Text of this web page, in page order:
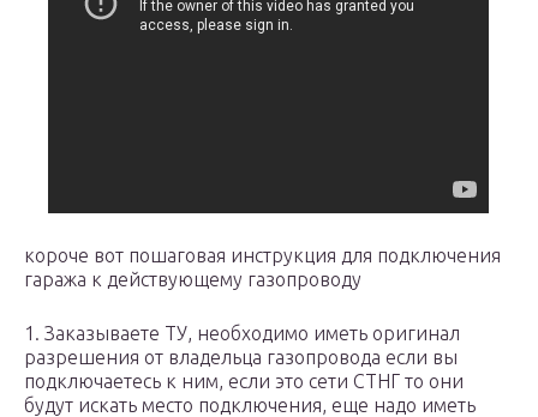
короче вот пошаговая инструкция для подключения
гаража к действующему газопроводу
1. Заказываете ТУ, необходимо иметь оригинал
разрешения от владельца газопровода если вы
подключаетесь к ним, если это сети СТНГ то они
будут искать место подключения, еще надо иметь